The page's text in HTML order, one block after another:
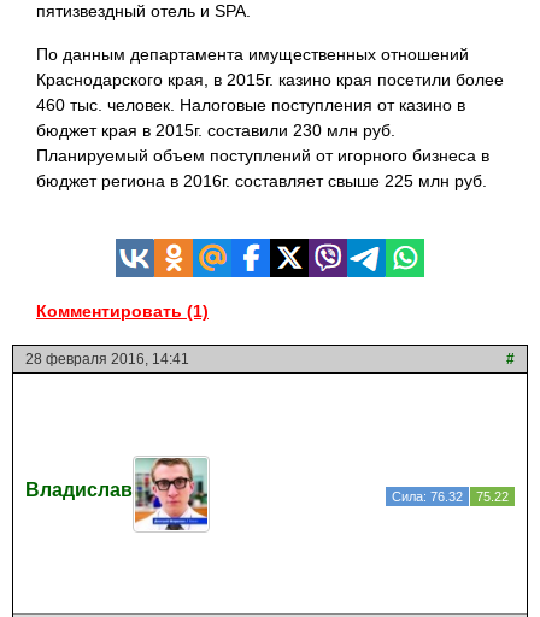
пятизвездный отель и SPA.
По данным департамента имущественных отношений
Краснодарского края, в 2015г. казино края посетили более
460 тыс. человек. Налоговые поступления от казино в
бюджет края в 2015г. составили 230 млн руб.
Планируемый объем поступлений от игорного бизнеса в
бюджет региона в 2016г. составляет свыше 225 млн руб.
Комментировать (1)
28 февраля 2016, 14:41 #
Владислав Сила: 76.32 75.22